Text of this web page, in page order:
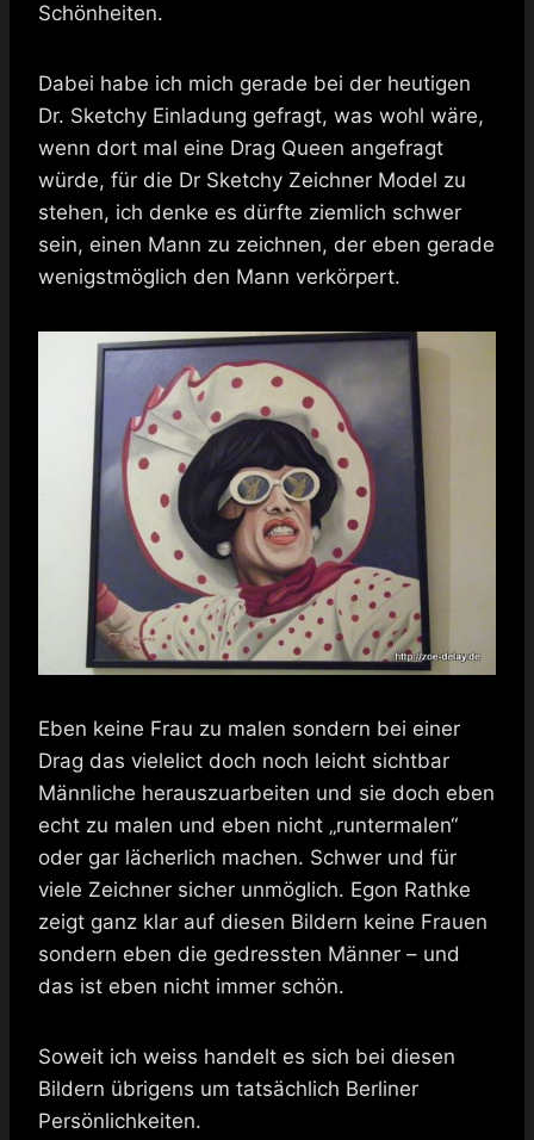
Schönheiten.
Dabei habe ich mich gerade bei der heutigen
Dr. Sketchy Einladung gefragt, was wohl wäre,
wenn dort mal eine Drag Queen angefragt
würde, für die Dr Sketchy Zeichner Model zu
stehen, ich denke es dürfte ziemlich schwer
sein, einen Mann zu zeichnen, der eben gerade
wenigstmöglich den Mann verkörpert.
Eben keine Frau zu malen sondern bei einer
Drag das vielelict doch noch leicht sichtbar
Männliche herauszuarbeiten und sie doch eben
echt zu malen und eben nicht „runtermalen“
oder gar lächerlich machen. Schwer und für
viele Zeichner sicher unmöglich. Egon Rathke
zeigt ganz klar auf diesen Bildern keine Frauen
sondern eben die gedressten Männer – und
das ist eben nicht immer schön.
Soweit ich weiss handelt es sich bei diesen
Bildern übrigens um tatsächlich Berliner
Persönlichkeiten.